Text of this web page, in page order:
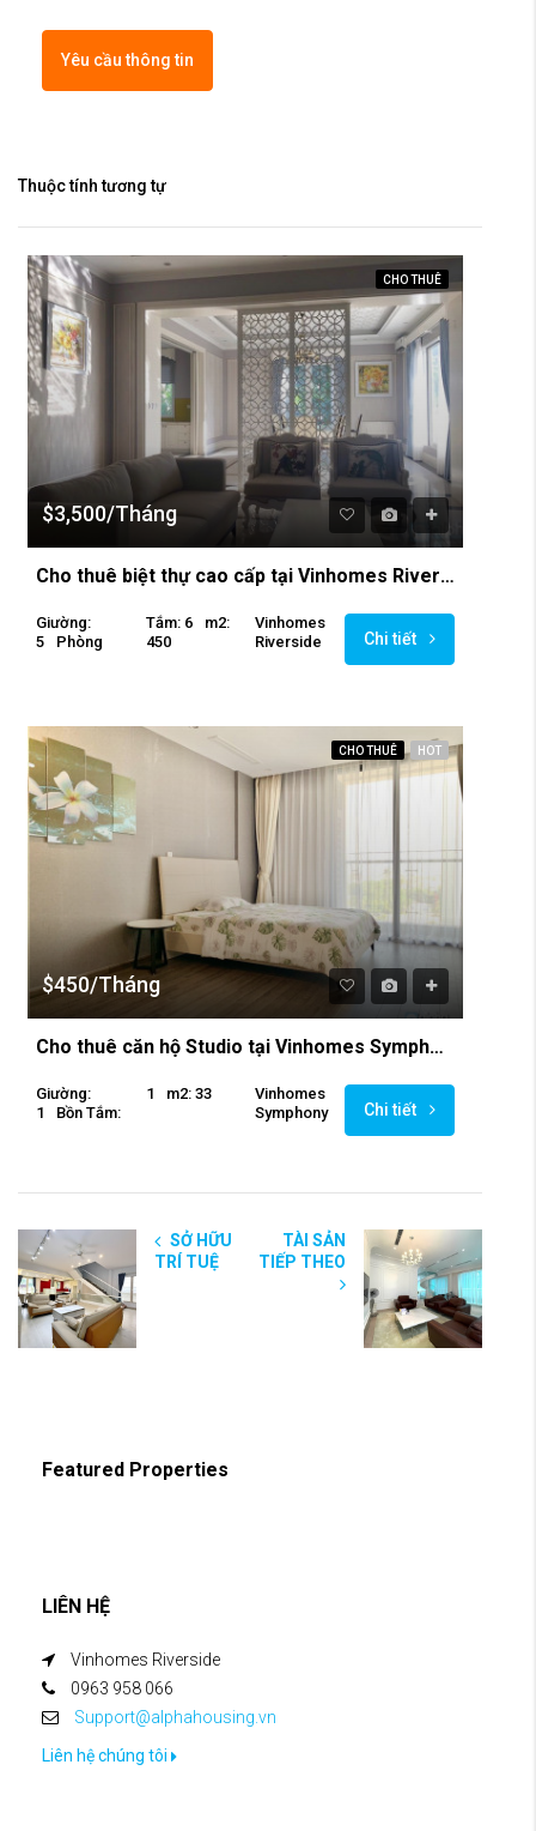
Yêu cầu thông tin
Thuộc tính tương tự
CHO THUÊ
$3,500/Tháng
Cho thuê biệt thự cao cấp tại Vinhomes Riverside Long Biên
Giường:
5
Phòng
Tắm: 6
M2:
450
Vinhomes
Riverside
Chi tiết
CHO THUÊ HOT
$450/Tháng
Cho thuê căn hộ Studio tại Vinhomes Symphony
Giường:
1
Bồn Tắm:
1 M2: 33
Vinhomes
Symphony
Chi tiết
SỞ HỮU
TRÍ TUỆ
TÀI SẢN
TIẾP THEO
Featured Properties
LIÊN HỆ
Vinhomes Riverside
0963 958 066
Support@alphahousing.vn
Liên hệ chúng tôi